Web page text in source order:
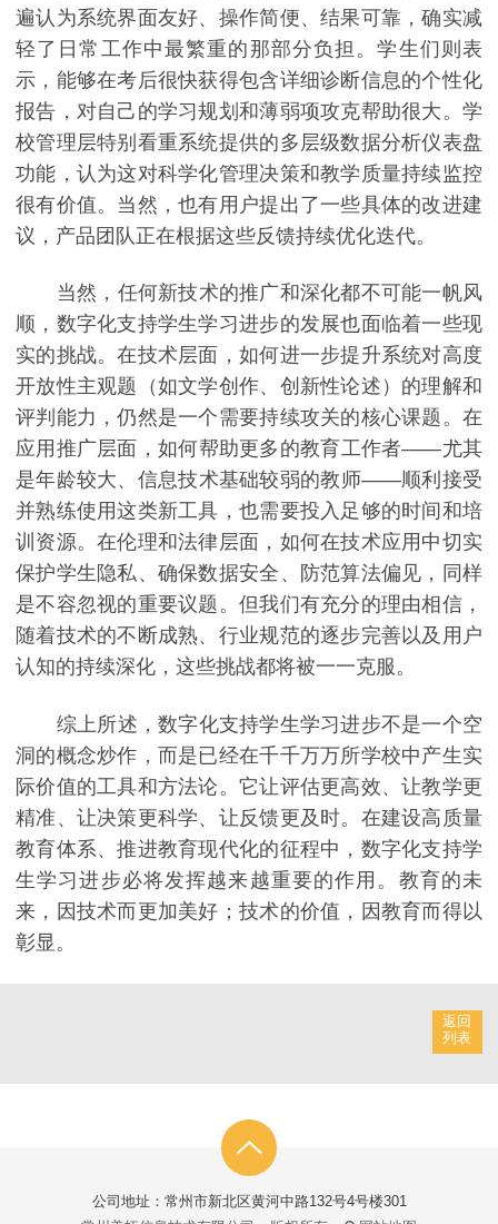
遍认为系统界面友好、操作简便、结果可靠，确实减
轻了日常工作中最繁重的那部分负担。学生们则表
示，能够在考后很快获得包含详细诊断信息的个性化
报告，对自己的学习规划和薄弱项攻克帮助很大。学
校管理层特别看重系统提供的多层级数据分析仪表盘
功能，认为这对科学化管理决策和教学质量持续监控
很有价值。当然，也有用户提出了一些具体的改进建
议，产品团队正在根据这些反馈持续优化迭代。
当然，任何新技术的推广和深化都不可能一帆风
顺，数字化支持学生学习进步的发展也面临着一些现
实的挑战。在技术层面，如何进一步提升系统对高度
开放性主观题（如文学创作、创新性论述）的理解和
评判能力，仍然是一个需要持续攻关的核心课题。在
应用推广层面，如何帮助更多的教育工作者——尤其
是年龄较大、信息技术基础较弱的教师——顺利接受
并熟练使用这类新工具，也需要投入足够的时间和培
训资源。在伦理和法律层面，如何在技术应用中切实
保护学生隐私、确保数据安全、防范算法偏见，同样
是不容忽视的重要议题。但我们有充分的理由相信，
随着技术的不断成熟、行业规范的逐步完善以及用户
认知的持续深化，这些挑战都将被一一克服。
综上所述，数字化支持学生学习进步不是一个空
洞的概念炒作，而是已经在千千万万所学校中产生实
际价值的工具和方法论。它让评估更高效、让教学更
精准、让决策更科学、让反馈更及时。在建设高质量
教育体系、推进教育现代化的征程中，数字化支持学
生学习进步必将发挥越来越重要的作用。教育的未
来，因技术而更加美好；技术的价值，因教育而得以
彰显。
返回
列表
公司地址：常州市新北区黄河中路132号4号楼301